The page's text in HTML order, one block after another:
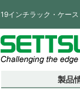
19インチラック・ケー
製品